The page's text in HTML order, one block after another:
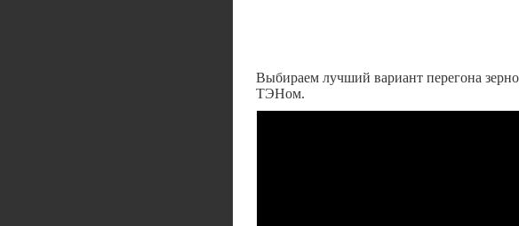
Выбираем лучший вариант перегона
ТЭНом.